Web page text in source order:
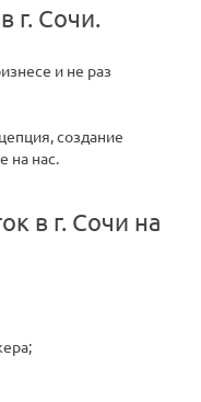
г. Сочи.
и не раз
создание
на нас.
в г. Сочи на